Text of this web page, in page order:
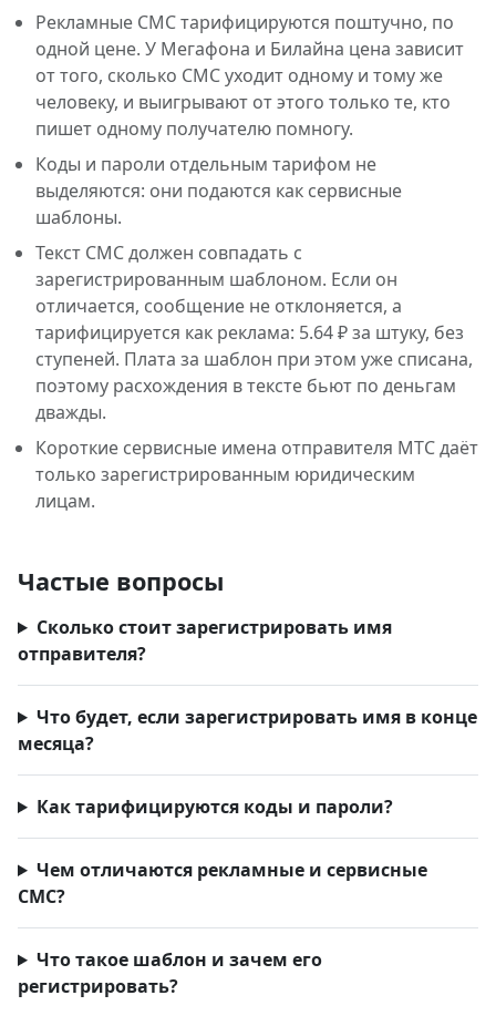
Рекламные СМС тарифицируются поштучно, по
одной цене. У Мегафона и Билайна цена зависит
от того, сколько СМС уходит одному и тому же
человеку, и выигрывают от этого только те, кто
пишет одному получателю помногу.
Коды и пароли отдельным тарифом не
выделяются: они подаются как сервисные
шаблоны.
Текст СМС должен совпадать с
зарегистрированным шаблоном. Если он
отличается, сообщение не отклоняется, а
тарифицируется как реклама: 5.64 ₽ за штуку, без
ступеней. Плата за шаблон при этом уже списана,
поэтому расхождения в тексте бьют по деньгам
дважды.
Короткие сервисные имена отправителя МТС даёт
только зарегистрированным юридическим
лицам.
Частые вопросы
Сколько стоит зарегистрировать имя
отправителя?
Что будет, если зарегистрировать имя в конце
месяца?
Как тарифицируются коды и пароли?
Чем отличаются рекламные и сервисные
СМС?
Что такое шаблон и зачем его
регистрировать?